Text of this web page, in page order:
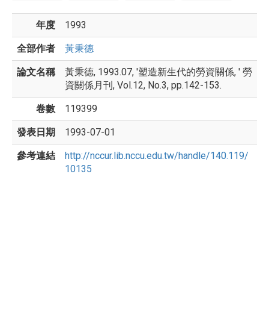
年度 1993
全部作者 黃秉德
論文名稱
黃秉德, 1993.07, '塑造新生代的勞資關係, ' 勞
資關係月刊, Vol.12, No.3, pp.142-153.
卷數 119399
發表日期 1993-07-01
參考連結
http://nccur.lib.nccu.edu.tw/handle/140.119/
10135